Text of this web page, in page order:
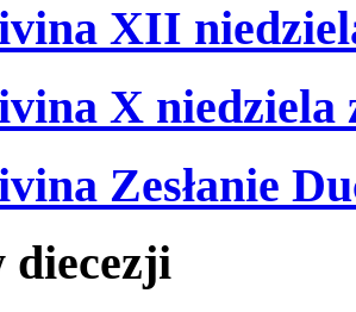
XII
X niedziela
Zesłanie
diecezji